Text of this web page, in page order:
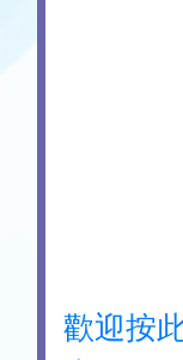
歡迎按